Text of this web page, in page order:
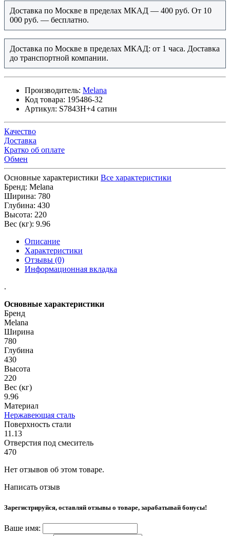
Доставка по Москве в пределах МКАД — 400 руб. От 10
000 руб. — бесплатно.
Доставка по Москве в пределах МКАД: от 1 часа. Доставка
до транспортной компании.
Производитель: Melana
Код товара: 195486-32
Артикул: S7843H+4 сатин
Качество
Доставка
Кратко об оплате
Обмен
Основные характеристики Все характеристики
Бренд: Melana
Ширина: 780
Глубина: 430
Высота: 220
Вес (кг): 9.96
Описание
Характеристики
Отзывы (0)
Информационная вкладка
.
Основные характеристики
Бренд
Melana
Ширина
780
Глубина
430
Высота
220
Вес (кг)
9.96
Материал
Нержавеющая сталь
Поверхность стали
11.13
Отверстия под смеситель
470
Нет отзывов об этом товаре.
Написать отзыв
Зарегистрируйся, оставляй отзывы о товаре, зарабатывай бонусы!
Ваше имя: